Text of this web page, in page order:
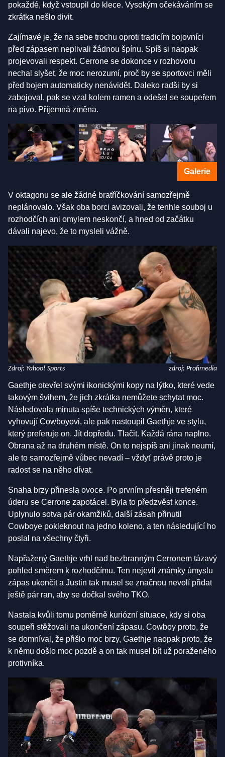
pokaždé, když vstoupil do klece. Vysokým očekáváním se
zkrátka nešlo divit.
Zajímavé je, že na sebe trochu oproti tradicím bojovníci
před zápasem neplivali žádnou špínu. Spíš si naopak
projevovali respekt. Cerrone se dokonce v rozhovoru
nechal slyšet, že moc nerozumí, proč by se sportovci měli
před bojem automaticky nenávidět. Daleko radši by si
zabojoval, pak se vzal kolem ramen a odešel se soupeřem
na pivo. Příjemná změna.
Galerie
V oktagonu se ale žádné bratříčkování samozřejmě
neplánovalo. Však oba borci avizovali, že tenhle souboj u
rozhodčích ani omylem neskončí, a hned od začátku
dávali najevo, že to mysleli vážně.
Zdroj: Yahoo! Sports zdroj: Profimedia
Gaethje otevřel svými ikonickými kopy na lýtko, které vede
takovým švihem, že jich zkrátka nemůžete schytat moc.
Následovala minuta spíše technických výměn, které
vyhovují Cowboyovi, ale pak nastoupil Gaethje ve stylu,
který preferuje on. Jít dopředu. Tlačit. Každá rána naplno.
Obrana až na druhém místě. On to nejspíš ani jinak neumí,
ale to samozřejmě vůbec nevadí – vždyť právě proto je
radost se na něho dívat.
Snaha brzy přinesla ovoce. Po prvním přesněji trefeném
úderu se Cerrone zapotácel. Byla to předzvěst konce.
Uplynulo sotva pár okamžiků, další zásah přinutil
Cowboye pokleknout na jedno koleno, a ten následující ho
poslal na všechny čtyři.
Napřažený Gaethje vrhl nad bezbranným Cerronem tázavý
pohled směrem k rozhodčímu. Ten nejevil známky úmyslu
zápas ukončit a Justin tak musel se značnou nevolí přidat
ještě pár ran, aby se dočkal svého TKO.
Nastala kvůli tomu poměrně kuriózní situace, kdy si oba
soupeři stěžovali na ukončení zápasu. Cowboy proto, že
se domníval, že přišlo moc brzy, Gaethje naopak proto, že
k němu došlo moc pozdě a on tak musel bít už poraženého
protivníka.